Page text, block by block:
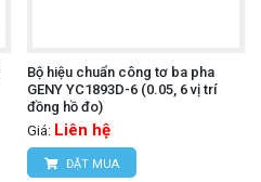
Bộ hiệu chuẩn công tơ ba pha
GENY YC1893D-6 (0.05, 6 vị trí
đồng hồ đo)
Giá: Liên hệ
ĐẶT MUA